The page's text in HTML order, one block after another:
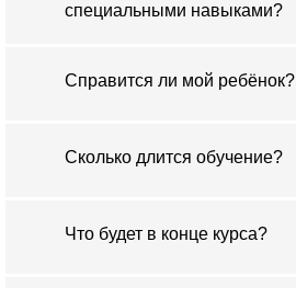
специальными навыками?
Справится ли мой ребёнок?
Сколько длится обучение?
Что будет в конце курса?